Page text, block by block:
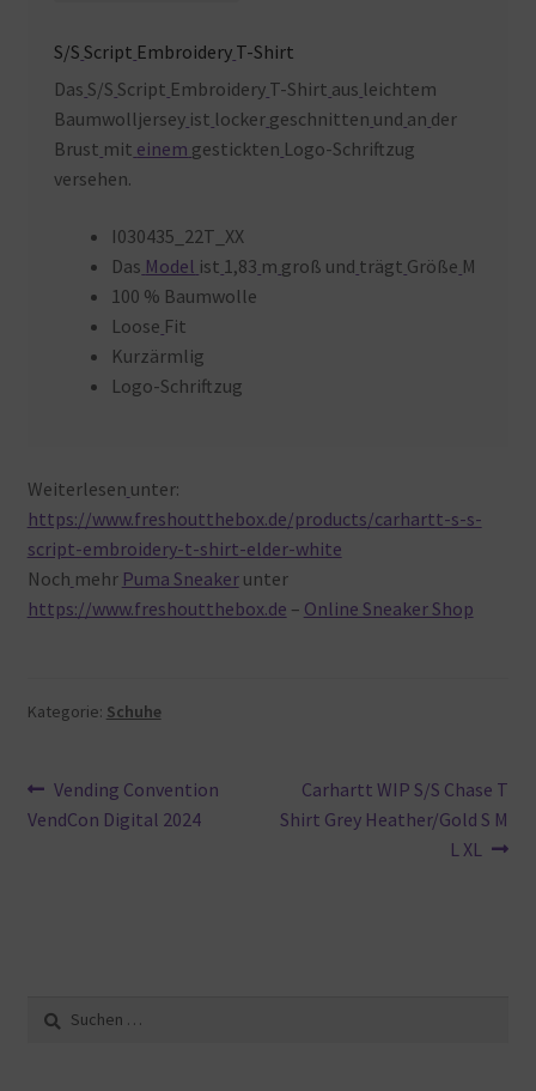
S/S Script Embroidery T-Shirt
Das S/S Script Embroidery T-Shirt aus leichtem
Baumwolljersey ist locker geschnitten und an der
Brust mit einem gestickten Logo-Schriftzug
versehen.
I030435_22T_XX
Das Model ist 1,83 m groß und trägt Größe M
100 % Baumwolle
Loose Fit
Kurzärmlig
Logo-Schriftzug
Weiterlesen unter:
https://www.freshoutthebox.de/products/carhartt-s-s-
script-embroidery-t-shirt-elder-white
Noch mehr Puma Sneakerunter
https://www.freshoutthebox.de – Online Sneaker Shop
Kategorie: Schuhe
Beitragsnavigation
Vorheriger
Beitrag:
Vending Convention
VendCon Digital 2024
Nächster
Beitrag:
Carhartt WIP S/S Chase T
Shirt Grey Heather/Gold S M
L XL
Suche
nach: